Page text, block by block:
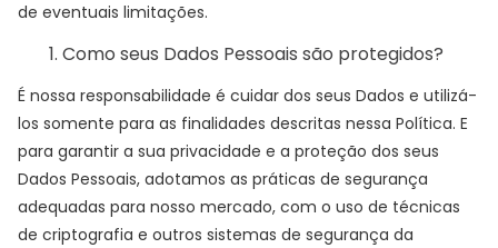
de eventuais limitações.
Como seus Dados Pessoais são protegidos?
É nossa responsabilidade é cuidar dos seus Dados e utilizá-
los somente para as finalidades descritas nessa Política. E
para garantir a sua privacidade e a proteção dos seus
Dados Pessoais, adotamos as práticas de segurança
adequadas para nosso mercado, com o uso de técnicas
de criptografia e outros sistemas de segurança da